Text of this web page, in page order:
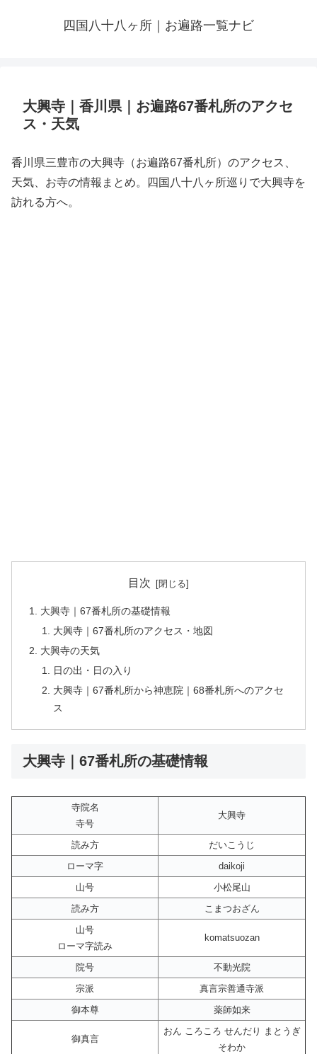
四国八十八ヶ所｜お遍路一覧ナビ
大興寺｜香川県｜お遍路67番札所のアクセ
ス・天気
香川県三豊市の大興寺（お遍路67番札所）のアクセス、
天気、お寺の情報まとめ。四国八十八ヶ所巡りで大興寺を
訪れる方へ。
目次
大興寺｜67番札所の基礎情報
大興寺｜67番札所のアクセス・地図
大興寺の天気
日の出・日の入り
大興寺｜67番札所から神恵院｜68番札所へのアクセ
ス
大興寺｜67番札所の基礎情報
寺院名
寺号
大興寺
読み方
だいこうじ
ローマ字
daikoji
山号
小松尾山
読み方
こまつおざん
山号
ローマ字読み
komatsuozan
院号
不動光院
宗派
真言宗善通寺派
御本尊
薬師如来
御真言
おん ころころ せんだり まとうぎ
そわか